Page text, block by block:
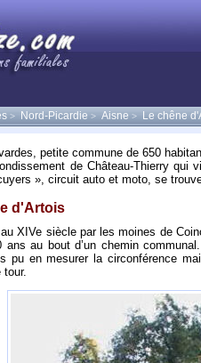
> Nord-Picardie > Aisne > Le chêne
petite commune de 650
de Château-Thierry qui
», circuit auto et moto, se
d'Artois
XIVe siècle par les moines de
ans au bout d’un chemin
pu en mesurer la circonférence
tour.